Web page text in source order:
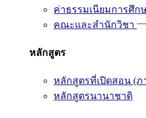
ค่าธรรมเนียมการศึก
คณะและสำนักวิชา
หลักสูตร
หลักสูตรที่เปิดสอน (ภ
หลักสูตรนานาชาติ